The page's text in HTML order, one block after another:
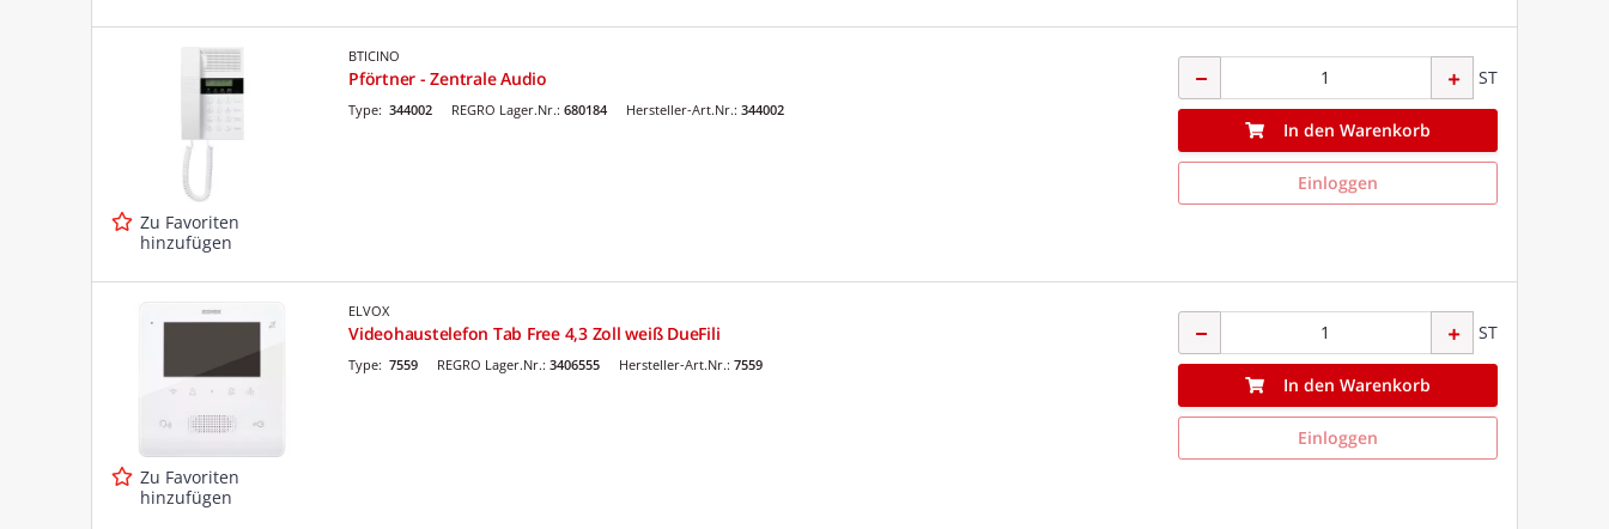
Zu Favoriten
hinzufügen
BTICINO
Pförtner - Zentrale Audio
REGRO Lager.Nr.: 680184
Type: 344002 Hersteller-Art.Nr.: 344002
ST
In den Warenkorb
Einloggen
Zu Favoriten
hinzufügen
ELVOX
Videohaustelefon Tab Free 4,3 Zoll weiß DueFili
REGRO Lager.Nr.: 3406555
Type: 7559 Hersteller-Art.Nr.: 7559
ST
In den Warenkorb
Einloggen